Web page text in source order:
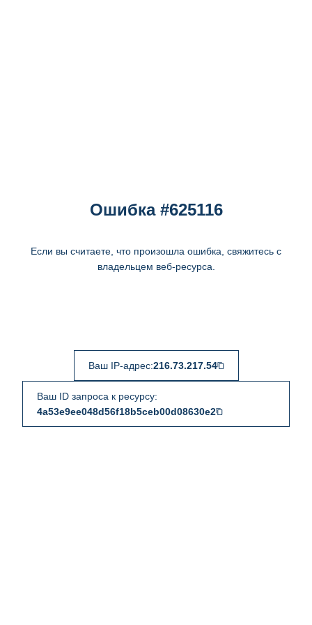
Ошибка #625116
Если вы считаете, что произошла ошибка, свяжитесь с
владельцем веб-ресурса.
Ваш IP-адрес:216.73.217.54
Ваш ID запроса к ресурсу:
4a53e9ee048d56f18b5ceb00d08630e2